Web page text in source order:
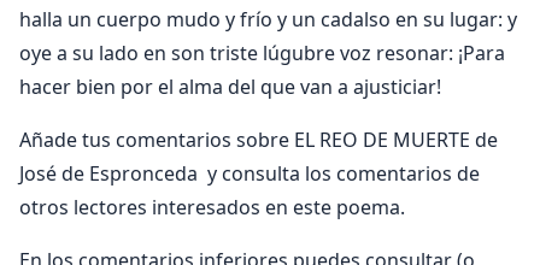
halla un cuerpo mudo y frío y un cadalso en su lugar: y
oye a su lado en son triste lúgubre voz resonar: ¡Para
hacer bien por el alma del que van a ajusticiar!
Añade tus comentarios sobre EL REO DE MUERTE de
José de Espronceda y consulta los comentarios de
otros lectores interesados en este poema.
En los comentarios inferiores puedes consultar (o